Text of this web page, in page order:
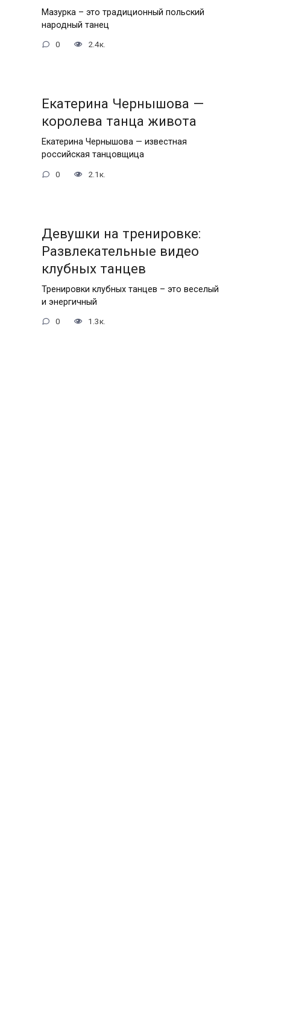
Мазурка – это традиционный польский
народный танец
0 2.4к.
Екатерина Чернышова —
королева танца живота
Екатерина Чернышова — известная
российская танцовщица
0 2.1к.
Девушки на тренировке:
Развлекательные видео
клубных танцев
Тренировки клубных танцев – это веселый
и энергичный
0 1.3к.